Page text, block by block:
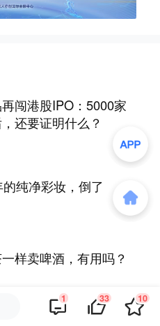
闯港股IPO：5000家
还要证明什么？
纯净彩妆，倒了
样卖啤酒，有用吗？
范都发5年了，大家的长
1 33 10